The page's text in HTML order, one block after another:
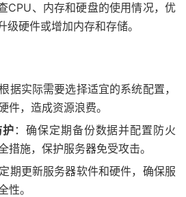
CPU、内存和硬盘的使用情况，优
级硬件或增加内存和存储。
据实际需要选择适宜的系统配置，
件，造成资源浪费。
：确保定期备份数据并配置防火
措施，保护服务器免受攻击。
期更新服务器软件和硬件，确保服
性。